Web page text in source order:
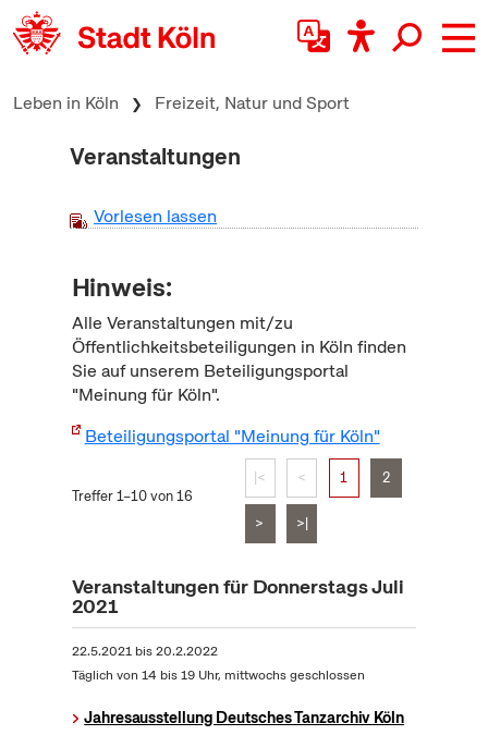
zum Inhalt springen
Leben in Köln Freizeit, Natur und Sport
Veranstaltungen
Vorlesen lassen
Hinweis:
Alle Veranstaltungen mit/zu
Öffentlichkeitsbeteiligungen in Köln finden
Sie auf unserem Beteiligungsportal
"Meinung für Köln".
Beteiligungsportal "Meinung für Köln"
Treffer 1–10 von 16
|< < 1 2
> >|
Veranstaltungen für Donnerstags Juli
2021
22.5.2021bis20.2.2022
Täglich von 14 bis 19 Uhr, mittwochs geschlossen
Jahresausstellung Deutsches Tanzarchiv Köln